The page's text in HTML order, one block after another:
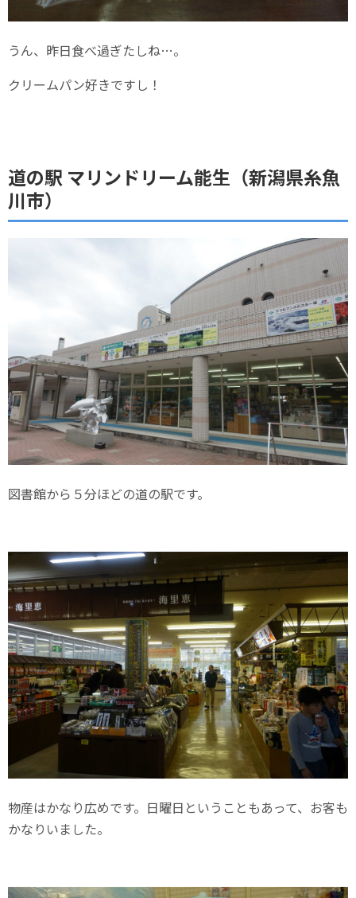
うん、昨日食べ過ぎたしね…。
クリームパン好きですし！
道の駅 マリンドリーム能生（新潟県糸魚
川市）
図書館から５分ほどの道の駅です。
物産はかなり広めです。日曜日ということもあって、お客も
かなりいました。